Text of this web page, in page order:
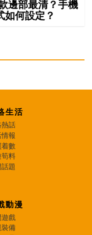
邊部最清？手機
如何設定？
生活
熱話
報
着數
筍料
題
動漫
遊戲
裝備